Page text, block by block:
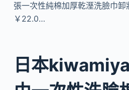
張一次性純棉加厚乾溼洗臉巾卸
￥22.0…
日本